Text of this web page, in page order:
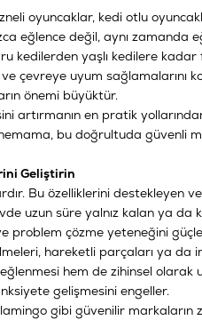
oyuncaklar, kedi otlu
eğlence değil, aynı zamanda
kedilerden yaşlı kedilere
çevreye uyum sağlamalarını
önemi büyüktür.
artırmanın en pratik
bu doğrultuda güvenli
Geliştirin
Bu özelliklerini
uzun süre yalnız kalan ya
problem çözme yeteneğini
hareketli parçaları ya
hem de zihinsel olarak
gelişmesini engeller.
gibi güvenilir markaların